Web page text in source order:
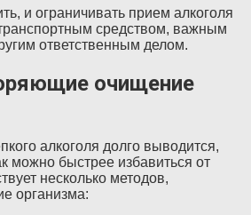
и ограничивать прием алкоголя
средством, важным
ответственным делом.
очищение
алкоголя долго выводится,
можно быстрее избавиться от
несколько методов,
организма: